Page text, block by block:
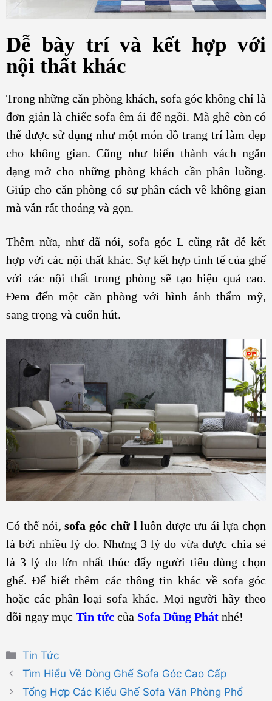
Dễ bày trí và kết hợp với
nội thất khác
Trong những căn phòng khách, sofa góc không chỉ là
đơn giản là chiếc sofa êm ái để ngồi. Mà ghế còn có
thể được sử dụng như một món đồ trang trí làm đẹp
cho không gian. Cũng như biến thành vách ngăn
dạng mở cho những phòng khách cần phân luồng.
Giúp cho căn phòng có sự phân cách về không gian
mà vẫn rất thoáng và gọn.
Thêm nữa, như đã nói, sofa góc L cũng rất dễ kết
hợp với các nội thất khác. Sự kết hợp tinh tế của ghế
với các nội thất trong phòng sẽ tạo hiệu quả cao.
Đem đến một căn phòng với hình ảnh thẩm mỹ,
sang trọng và cuốn hút.
Có thể nói,sofa góc chữ l luôn được ưu ái lựa chọn
là bởi nhiều lý do. Nhưng 3 lý do vừa được chia sẻ
là 3 lý do lớn nhất thúc đẩy người tiêu dùng chọn
ghế. Để biết thêm các thông tin khác về sofa góc
hoặc các phân loại sofa khác. Mọi người hãy theo
dõi ngay mục Tin tức của Sofa Dũng Phát nhé!
Danh
mục
Tin Tức
Tìm Hiểu Về Dòng Ghế Sofa Góc Cao Cấp
Tổng Hợp Các Kiểu Ghế Sofa Văn Phòng Phổ